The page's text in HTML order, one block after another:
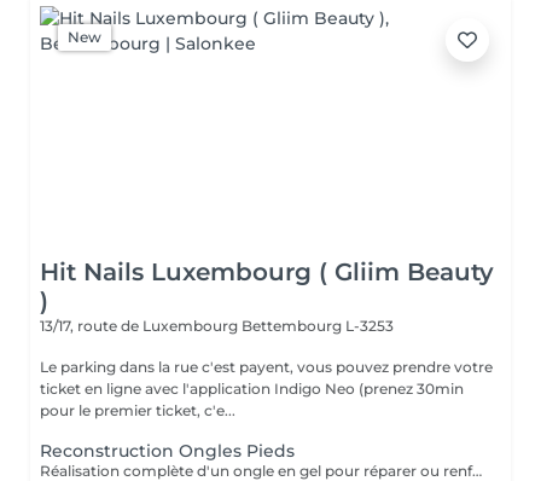
New
Hit Nails Luxembourg ( Gliim Beauty
)
13/17, route de Luxembourg Bettembourg L-3253
Le parking dans la rue c'est payent, vous pouvez prendre votre
ticket en ligne avec l'application Indigo Neo (prenez 30min
pour le premier ticket, c'e...
Reconstruction Ongles Pieds
Réalisation complète d'un ongle en gel pour réparer ou renforcer l'ongle naturel. Le service comprend la préparation de l'ongle, la reconstruction de sa structure, la mise en forme et une finition lisse, résistante et élégante.